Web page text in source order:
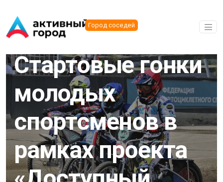
Город соседей
Стартовые гонки
молодых
спортсменов в
рамках проекта